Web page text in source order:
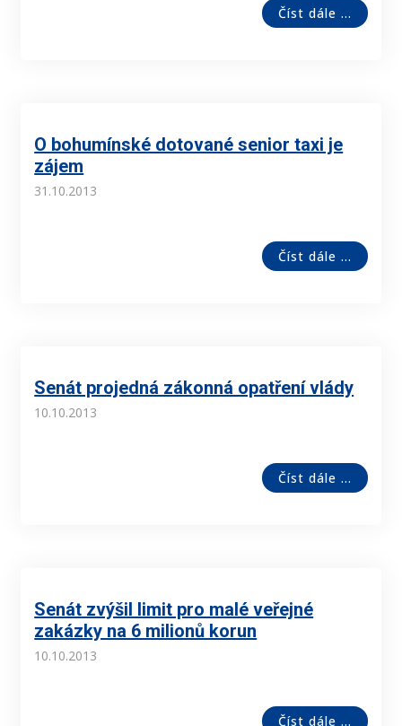
Číst dále ...
O bohumínské dotované senior taxi je
zájem
31.10.2013
Číst dále ...
Senát projedná zákonná opatření vlády
10.10.2013
Číst dále ...
Senát zvýšil limit pro malé veřejné
zakázky na 6 milionů korun
10.10.2013
Číst dále ...